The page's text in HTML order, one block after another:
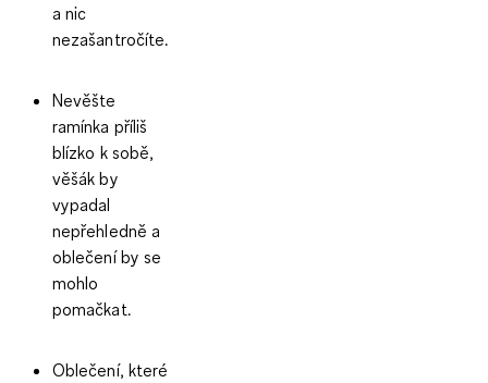
a nic
nezašantročíte.
Nevěšte
ramínka příliš
blízko k sobě,
věšák by
vypadal
nepřehledně a
oblečení by se
mohlo
pomačkat.
Oblečení, které